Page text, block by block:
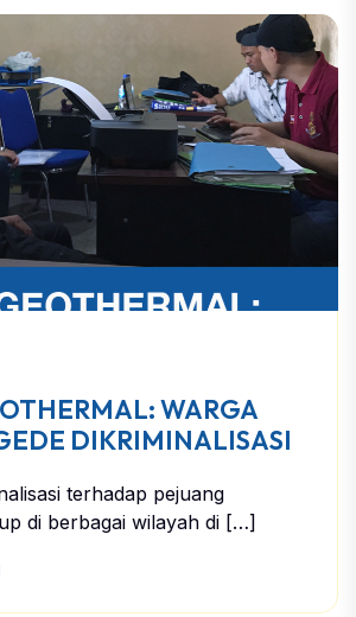
WARGA
DIKRIMINALISASI
terhadap pejuang
di berbagai wilayah di […]